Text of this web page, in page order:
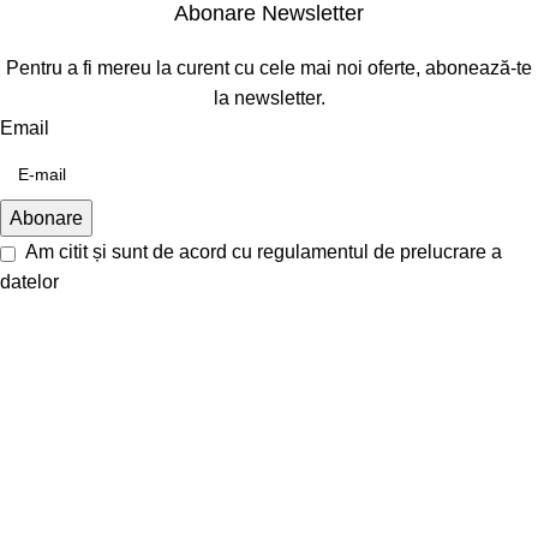
Abonare Newsletter
Pentru a fi mereu la curent cu cele mai noi oferte, abonează-te
la newsletter.
Email
Am citit și sunt de acord cu regulamentul de prelucrare a
datelor